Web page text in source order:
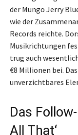
der Mungo Jerry
wie der
Records reichte.
Musikrichtungen
trug auch
€8 Millionen bei.
unverzichtbares
Das
All That‘